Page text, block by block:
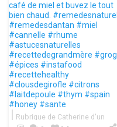
Rubrique de Catherine d'un